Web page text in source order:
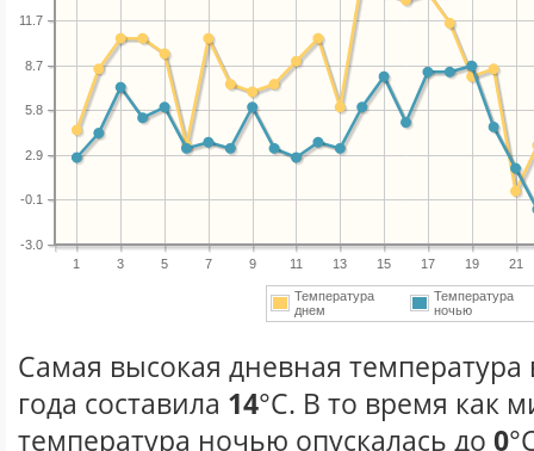
1 3 5 7 9 11 13 15 17 19 21
-3.0
-0.1
2.9
5.8
8.7
11.7
Температура
днем
Температура
ночью
Самая высокая дневная температура
года составила 14°С. В то время как
температура ночью опускалась до 0